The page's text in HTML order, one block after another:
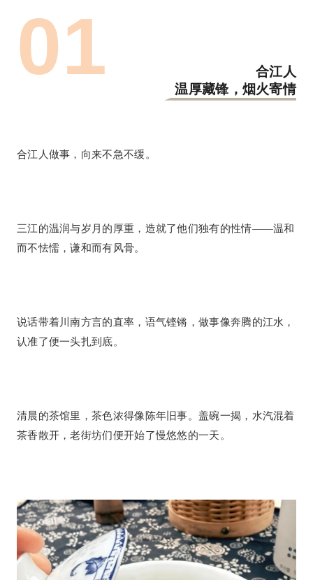
01
合江人
温厚藏锋，烟火寄情
合江人做事，向来不急不缓。
三江的温润与岁月的厚重，造就了他们独有的性情——温和
而不怯懦，谦和而有风骨。
说话带着川南方言的直率，语气铿锵 ，做事像奔腾的江水，
认准了便一头扎到底。
清晨的茶馆里，茶色浓得像陈年旧事。盖碗一揭，水汽混着
茶香散开，老街坊们便开始了慢悠悠的一天。